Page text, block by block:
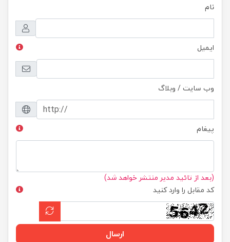
نام
ایمیل
وب سایت / وبلاگ
پیغام
(بعد از تائید مدیر منتشر خواهد شد)
کد مقابل را وارد کنید
ارسال